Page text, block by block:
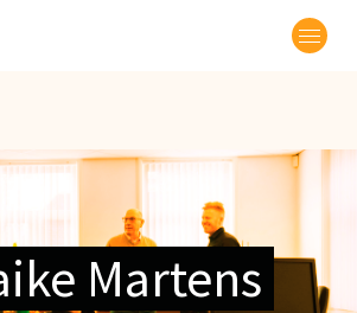
Martens